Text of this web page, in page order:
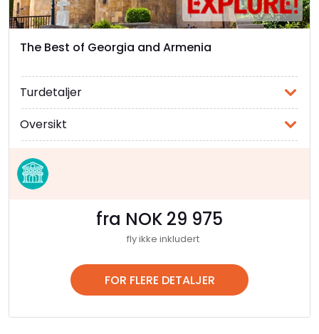
retter, samt sin eldgamle vinproduksjon som
dateres tilbake til bibelske tider.
Med disse og mange flere severdigheter byr Armenia
på en opplevelse som vil røre ved sjelen din. Utforsk
landets unike arv, nyt den hjertelige gjestfriheten og
la deg forføre av den blendende skjønnheten som
kun finnes i Armenias hjerte.
The Best of Georgia and Armenia
Turdetaljer
Oversikt
fra NOK 29 975
fly ikke inkludert
FOR FLERE DETALJER